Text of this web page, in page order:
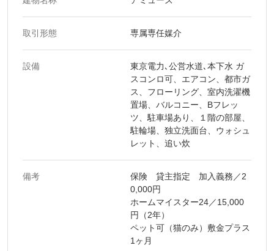
取引形態 専属専任媒介
設備
東京電力､公営水道､本下水 ガ
スコンロ可、エアコン、都市ガ
ス、フローリング、室内洗濯機
置場、バルコニー、Bフレッ
ツ、駐車場あり、１階の部屋、
駐輪場、独立洗面台、ウォシュ
レット、追い炊
備考
保険 貸主指定 加入義務／2
0,000円
ホームマイスター24／15,000
円（2年）
ペット可（猫のみ）敷金プラス
1ヶ月